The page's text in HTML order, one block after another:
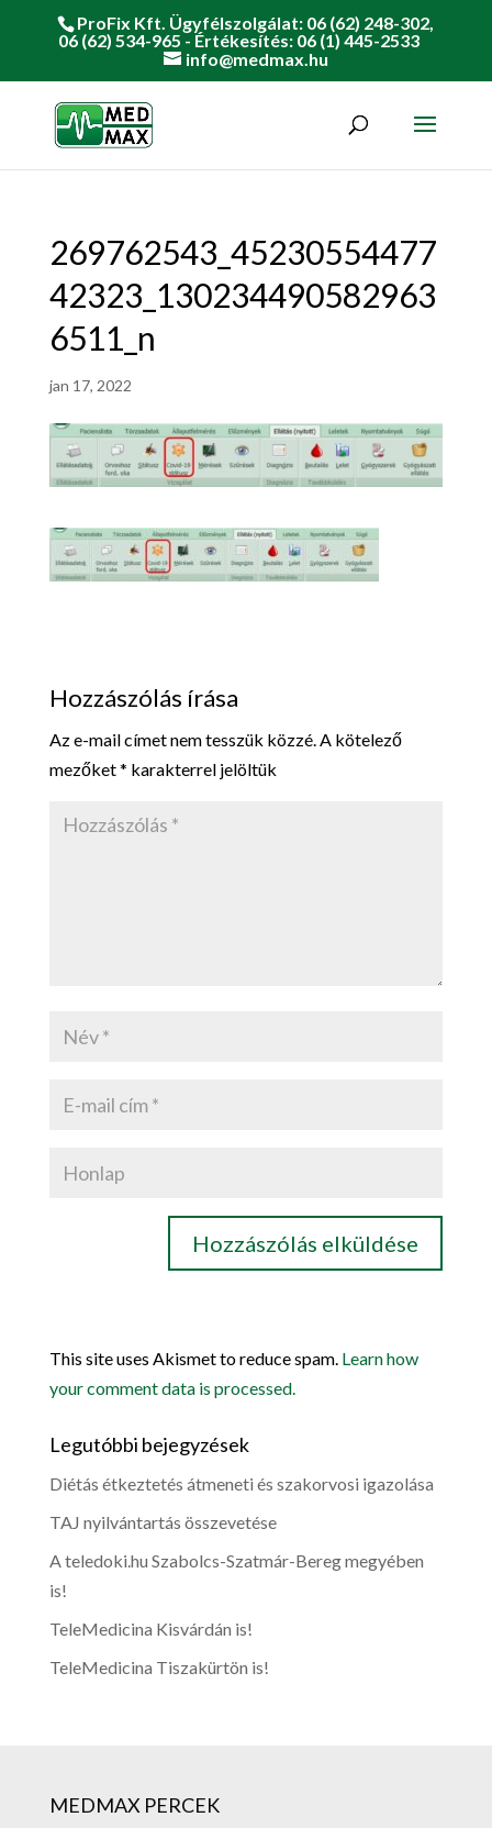
ProFix Kft. Ügyfélszolgálat: 06 (62) 248-302,
06 (62) 534-965 - Értékesítés: 06 (1) 445-2533
info@medmax.hu
269762543_45230554477
42323_130234490582963
6511_n
jan 17, 2022
Hozzászólás írása
Az e-mail címet nem tesszük közzé.A kötelező
mezőket* karakterrel jelöltük
This site uses Akismet to reduce spam. Learn how
your comment data is processed.
Legutóbbi bejegyzések
Diétás étkeztetés átmeneti és szakorvosi igazolása
TAJ nyilvántartás összevetése
A teledoki.hu Szabolcs-Szatmár-Bereg megyében
is!
TeleMedicina Kisvárdán is!
TeleMedicina Tiszakürtön is!
MEDMAX PERCEK